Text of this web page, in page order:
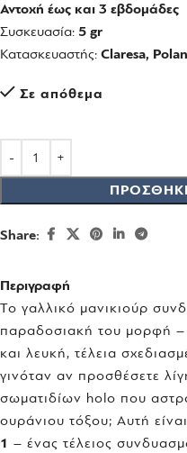
Αντοχή έως και 3 εβδομάδες
Συσκευασία: 5 gr
Κατασκευαστής: Claresa,
Σε απόθεμα
Share:
Περιγραφή
Το γαλλικό μανικιούρ
παραδοσιακή του μορφή –
και λευκή, τέλεια
γινόταν αν προσθέσετε
σωματιδίων holo που
ουράνιου τόξου; Αυτή
1 – ένας τέλειος